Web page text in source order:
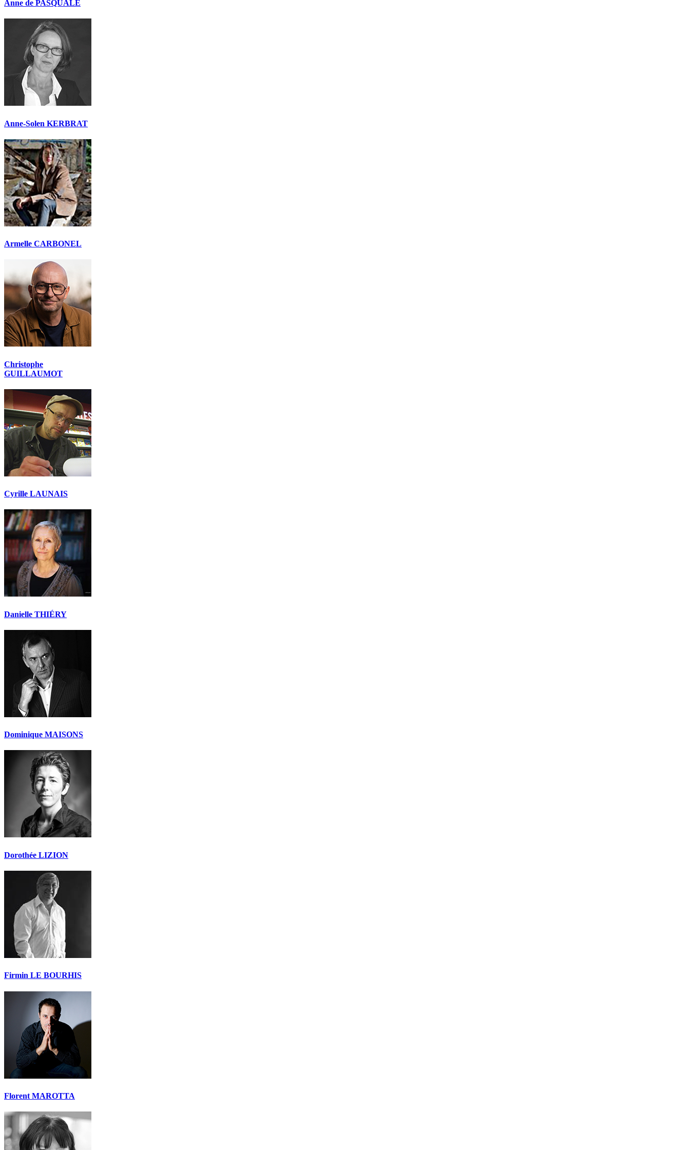
Anne de PASQUALE
Anne-Solen KERBRAT
Armelle CARBONEL
Christophe
GUILLAUMOT
Cyrille LAUNAIS
Danielle THIÉRY
Dominique MAISONS
Dorothée LIZION
Firmin LE BOURHIS
Florent MAROTTA